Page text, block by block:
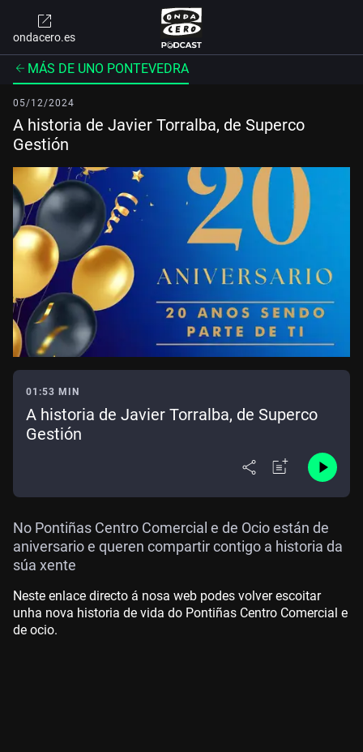
ondacero.es
MÁS DE UNO PONTEVEDRA
05/12/2024
A historia de Javier Torralba, de Superco
Gestión
01:53 MIN
A historia de Javier Torralba, de Superco
Gestión
No Pontiñas Centro Comercial e de Ocio están de
aniversario e queren compartir contigo a historia da
súa xente
Neste enlace directo á nosa web podes volver escoitar
unha nova historia de vida do Pontiñas Centro Comercial e
de ocio.